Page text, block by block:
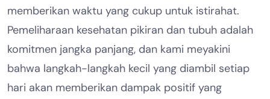
memberikan waktu yang cukup untuk istirahat.
Pemeliharaan kesehatan pikiran dan tubuh adalah
komitmen jangka panjang, dan kami meyakini
bahwa langkah-langkah kecil yang diambil setiap
hari akan memberikan dampak positif yang